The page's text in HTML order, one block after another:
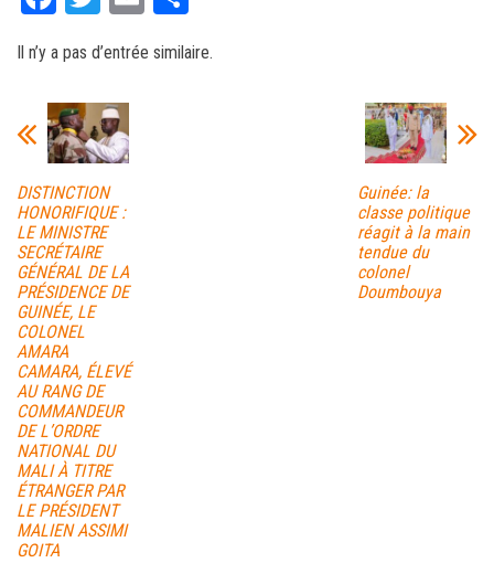
bo
ok
tt
er
ail ag
Il n’y a pas d’entrée similaire.
DISTINCTION
HONORIFIQUE :
LE MINISTRE
SECRÉTAIRE
GÉNÉRAL DE LA
PRÉSIDENCE DE
GUINÉE, LE
COLONEL
AMARA
CAMARA, ÉLEVÉ
AU RANG DE
COMMANDEUR
DE L’ORDRE
NATIONAL DU
MALI À TITRE
ÉTRANGER PAR
LE PRÉSIDENT
MALIEN ASSIMI
GOITA
Guinée: la
classe politique
réagit à la main
tendue du
colonel
Doumbouya